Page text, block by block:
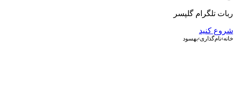
ربات تلگرام گلپسر
شروع کنید
خانه›نام‌گذاری›بهسود